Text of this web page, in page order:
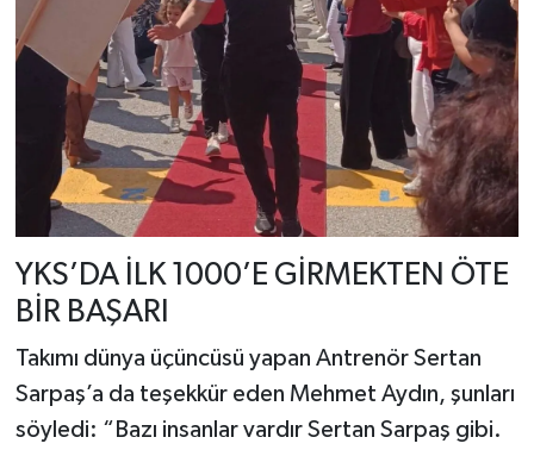
YKS’DA İLK 1000’E GİRMEKTEN ÖTE
BİR BAŞARI
Takımı dünya üçüncüsü yapan Antrenör Sertan
Sarpaş’a da teşekkür eden Mehmet Aydın, şunları
söyledi: “Bazı insanlar vardır Sertan Sarpaş gibi.